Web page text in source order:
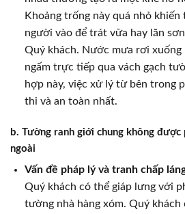
Khoảng trống này quá nhỏ
người vào để trát vữa hay lăn
Quý khách. Nước mưa rơi xuống
ngấm trực tiếp qua vách gạch
hợp này, việc xử lý từ bên trong
thi và an toàn nhất.
b. Tường ranh giới chung không
ngoài
Vấn đề pháp lý và tranh chấp
Quý khách có thể giáp lưng với
tường nhà hàng xóm. Quý khách